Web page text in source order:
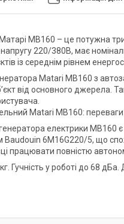
МВ160 – це потужна
220/380В, має
із середнім рівнем
Matari MB160 з
від основного джерела.
Matari MB160: переваги
електрики МВ160 є
Baudouin 6M16G220/5, що
працювати повністю
Гучність у роботі до 68